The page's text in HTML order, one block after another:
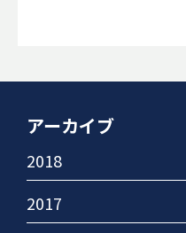
アーカイブ
2018
2017